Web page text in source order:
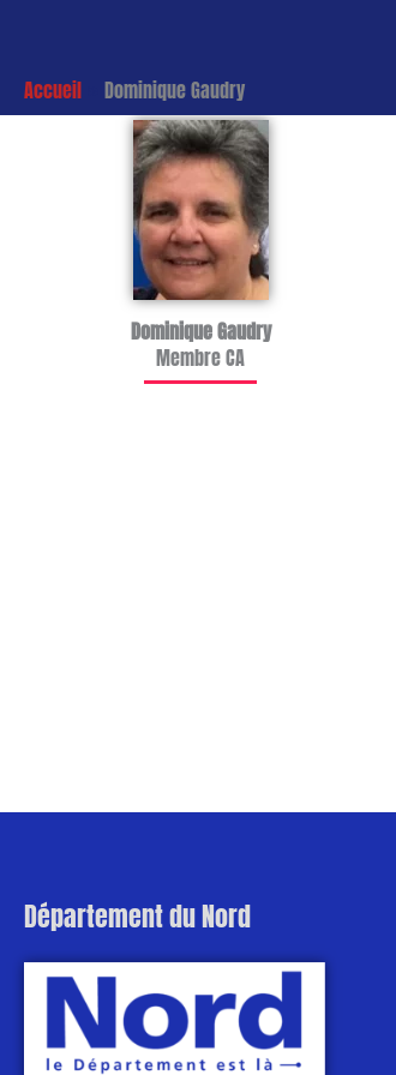
contenu
Accueil
Dominique Gaudry
Dominique Gaudry
Membre CA
Département du Nord